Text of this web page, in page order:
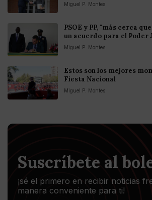
Miguel P. Montes
PSOE y PP, "más cerca
un acuerdo para el Poder
Miguel P. Montes
Estos son los mejores
Fiesta Nacional
Miguel P. Montes
Suscríbete al
¡sé el primero en recibir noticias
manera conveniente para ti!